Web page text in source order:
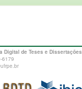
Digital de Teses e Dissertações
6179